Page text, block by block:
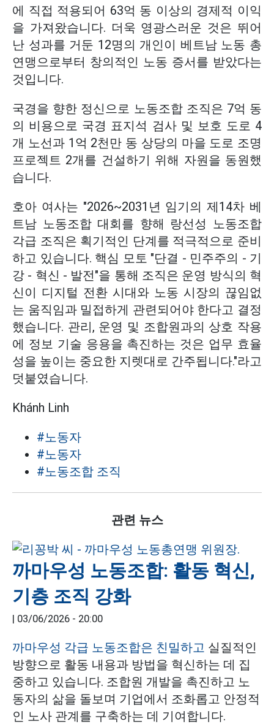
에 직접 적용되어 63억 동 이상의 경제적 이익
을 가져왔습니다. 더욱 영광스러운 것은 뛰어
난 성과를 거둔 12명의 개인이 베트남 노동 총
연맹으로부터 창의적인 노동 증서를 받았다는
것입니다.
국경을 향한 정신으로 노동조합 조직은 7억 동
의 비용으로 국경 표지석 검사 및 보호 도로 4
개 노선과 1억 2천만 동 상당의 마을 도로 조명
프로젝트 2개를 건설하기 위해 자원을 동원했
습니다.
호아 여사는 "2026~2031년 임기의 제14차 베
트남 노동조합 대회를 향해 랑선성 노동조합
각급 조직은 획기적인 단계를 적극적으로 준비
하고 있습니다. 핵심 모토 "단결 - 민주주의 - 기
강 - 혁신 - 발전"을 통해 조직은 운영 방식의 혁
신이 디지털 전환 시대와 노동 시장의 끊임없
는 움직임과 밀접하게 관련되어야 한다고 결정
했습니다. 관리, 운영 및 조합원과의 상호 작용
에 정보 기술 응용을 촉진하는 것은 업무 효율
성을 높이는 중요한 지렛대로 간주됩니다."라고
덧붙였습니다.
Khánh Linh
#노동자
#노동자
#노동조합 조직
관련 뉴스
까마우성 노동조합: 활동 혁신,
기층 조직 강화
| 03/06/2026 - 20:00
까마우성 각급 노동조합은 친밀하고 실질적인
방향으로 활동 내용과 방법을 혁신하는 데 집
중하고 있습니다. 조합원 개발을 촉진하고 노
동자의 삶을 돌보며 기업에서 조화롭고 안정적
인 노사 관계를 구축하는 데 기여합니다.